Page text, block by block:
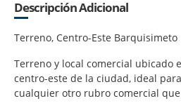
Descripción Adicional
Terreno, Centro-Este Barquisimeto
Terreno y local comercial ubicado
centro-este de la ciudad, ideal
cualquier otro rubro comercial